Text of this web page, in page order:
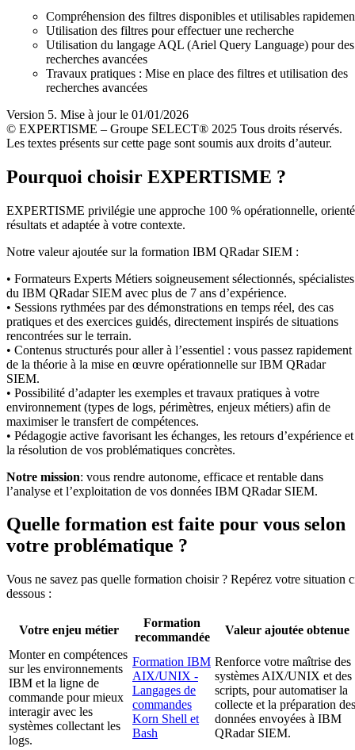
Compréhension des filtres disponibles et utilisables
Utilisation des filtres pour effectuer une recherche
Utilisation du langage AQL (Ariel Query Language) pour des
recherches avancées
Travaux pratiques : Mise en place des filtres et utilisation des
recherches avancées
Version 5. Mise à jour le 01/01/2026
© EXPERTISME – Groupe SELECT® 2025 Tous droits réservés.
Les textes présents sur cette page sont soumis aux droits d’auteur.
Pourquoi choisir EXPERTISME ?
EXPERTISME privilégie une approche 100 % opérationnelle,
résultats et adaptée à votre contexte.
Notre valeur ajoutée sur la formation IBM QRadar SIEM :
• Formateurs Experts Métiers soigneusement sélectionnés, spécialistes
du IBM QRadar SIEM avec plus de 7 ans d’expérience.
• Sessions rythmées par des démonstrations en temps réel, des cas
pratiques et des exercices guidés, directement inspirés de situations
rencontrées sur le terrain.
• Contenus structurés pour aller à l’essentiel : vous passez rapidement
de la théorie à la mise en œuvre opérationnelle sur IBM QRadar
SIEM.
• Possibilité d’adapter les exemples et travaux pratiques à votre
environnement (types de logs, périmètres, enjeux métiers) afin de
maximiser le transfert de compétences.
• Pédagogie active favorisant les échanges, les retours d’expérience et
la résolution de vos problématiques concrètes.
Notre mission: vous rendre autonome, efficace et rentable dans
l’analyse et l’exploitation de vos données IBM QRadar SIEM.
Quelle formation est faite pour vous selon
votre problématique ?
Vous ne savez pas quelle formation choisir ? Repérez votre situation
dessous :
Votre enjeu métier
Formation
recommandée
Valeur ajoutée obtenue
Monter en compétences
sur les environnements
IBM et la ligne de
commande pour mieux
interagir avec les
systèmes collectant les
logs.
Formation IBM
AIX/UNIX -
Langages de
commandes
Korn Shell et
Bash
Renforce votre maîtrise des
systèmes AIX/UNIX et des
scripts, pour automatiser la
collecte et la préparation des
données envoyées à IBM
QRadar SIEM.